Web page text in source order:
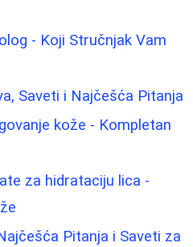
- Koji Stručnjak Vam
Saveti i Najčešća Pitanja
kože - Kompletan
za hidrataciju lica -
Pitanja i Saveti za